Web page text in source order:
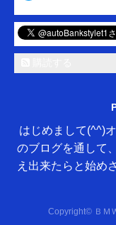
はじめまして(^^)
のブログを通して
え出来たらと始め
Copyright© ＢＭ